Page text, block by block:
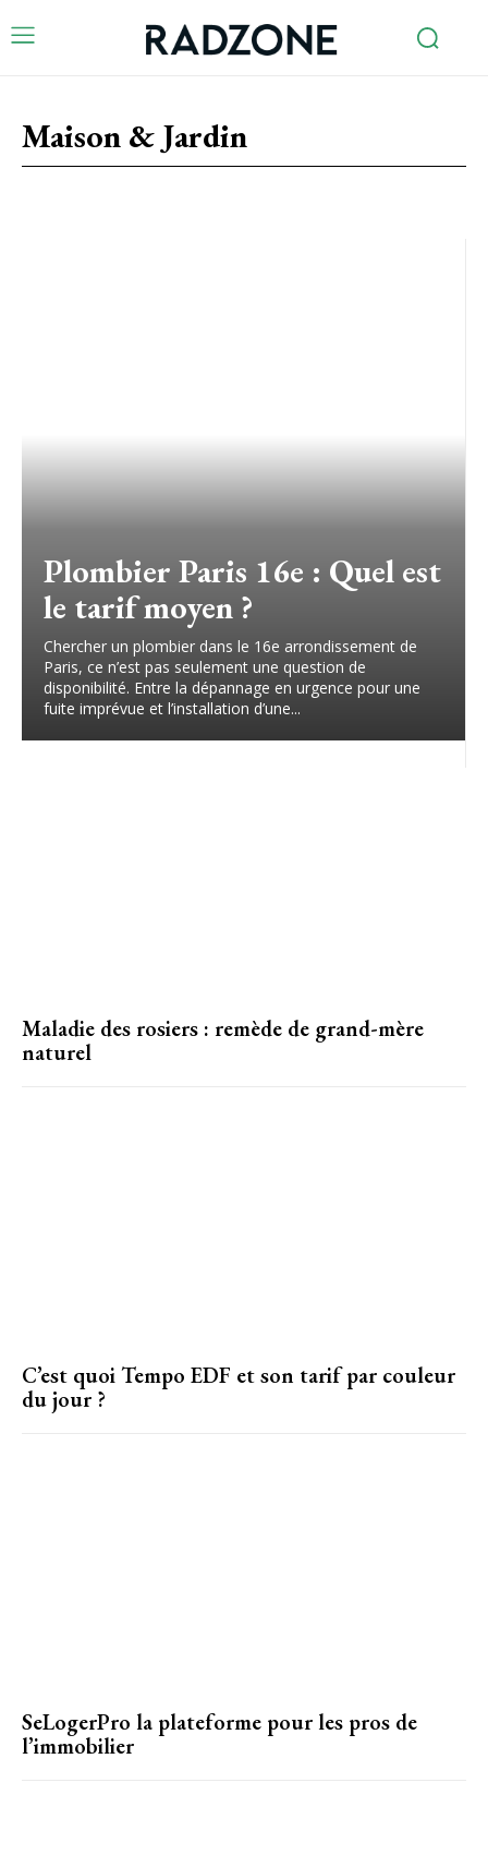
Maison & Jardin
Plombier Paris 16e : Quel est
le tarif moyen ?
Chercher un plombier dans le 16e arrondissement de
Paris, ce n’est pas seulement une question de
disponibilité. Entre la dépannage en urgence pour une
fuite imprévue et l’installation d’une...
Maladie des rosiers : remède de grand-mère
naturel
C’est quoi Tempo EDF et son tarif par couleur
du jour​ ?
SeLogerPro la plateforme pour les pros de
l’immobilier